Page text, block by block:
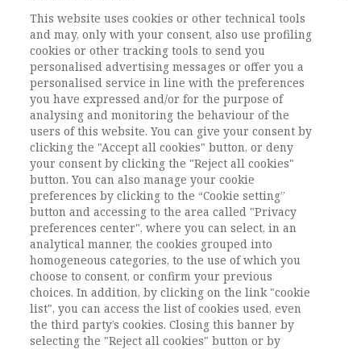
differisce soprattutto per l’orientamento
della liberazione.
Keywords: DOI: 10.1485/2281-2652-202323-3
DOI:10.1485/2281-2652-202323-3
L'ACCESSO A QUESTO
CONTENUTO E' RISERVATO AGLI
UTENTI ABBONATI
Sei abbonato?ESEGUI L'ACCESSOoppure
ABBONATI.
This website uses cookies or other technical tools
and may, only with your consent, also use profiling
cookies or other tracking tools to send you
personalised advertising messages or offer you a
personalised service in line with the preferences
you have expressed and/or for the purpose of
analysing and monitoring the behaviour of the
users of this website. You can give your consent by
clicking the "Accept all cookies" button, or deny
your consent by clicking the "Reject all cookies"
button. You can also manage your cookie
preferences by clicking to the “Cookie setting”
button and accessing to the area called "Privacy
preferences center", where you can select, in an
analytical manner, the cookies grouped into
homogeneous categories, to the use of which you
choose to consent, or confirm your previous
choices. In addition, by clicking on the link "cookie
list", you can access the list of cookies used, even
the third party’s cookies. Closing this banner by
selecting the "Reject all cookies" button or by